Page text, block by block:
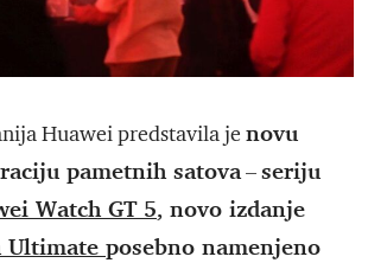
Huawei predstavila je novu
pametnih satova–seriju
Watch GT 5, novo izdanje
Ultimate posebno namenjeno